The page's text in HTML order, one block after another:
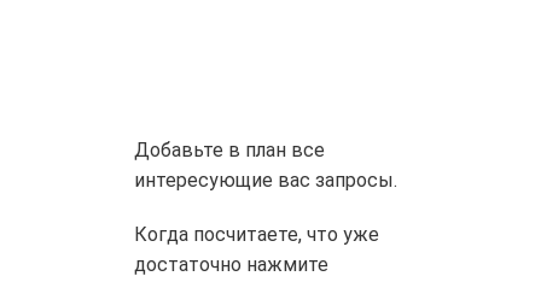
Добавьте в план все
интересующие вас запросы.
Когда посчитаете, что уже
достаточно нажмите